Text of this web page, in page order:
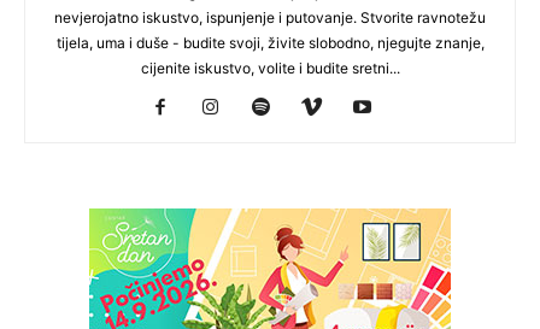
nevjerojatno iskustvo, ispunjenje i putovanje. Stvorite ravnotežu
tijela, uma i duše - budite svoji, živite slobodno, njegujte znanje,
cijenite iskustvo, volite i budite sretni...